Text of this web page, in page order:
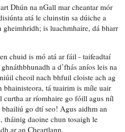
Dhún na nGall marcheantar mór
atá le cluinstin sa dúiche a
is luachmhaire, dá bharr
chuid is mó atá ar fáil - taifeadtaí
a d’fhás aníos leis na
cheoil nach bhfuil cloiste ach ag
bhainisteora, tá tuairim is míle uair
ar ríomhaire go fóill agus níl
bhailiú go dtí seo! Agus aidhm an
tháinig daoine chun tosaigh le
ar an Cheartlann.